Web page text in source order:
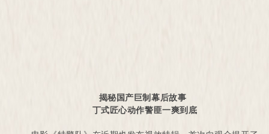
揭秘国产巨制幕后故事
丁式匠心动作警匪一爽到底